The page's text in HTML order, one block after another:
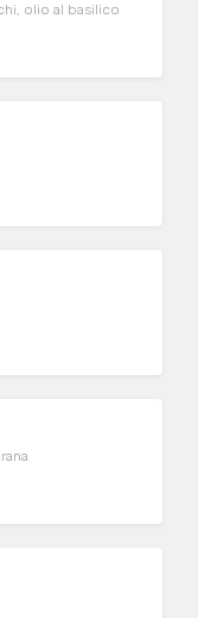
olio al basilico